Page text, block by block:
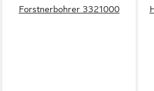
Forstnerbohrer 3321000